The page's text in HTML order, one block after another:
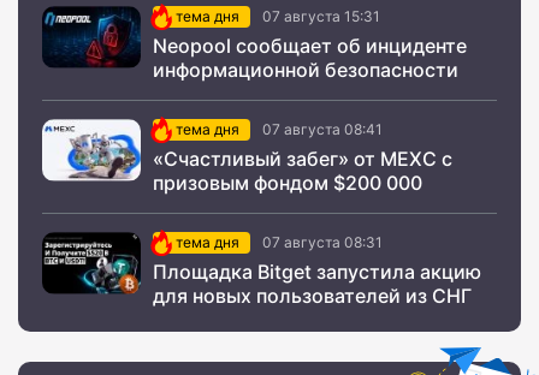
тема дня 07 августа 15:31
Neopool сообщает об инциденте
информационной безопасности
тема дня 07 августа 08:41
«Счастливый забег» от MEXC с
призовым фондом $200 000
тема дня 07 августа 08:31
Площадка Bitget запустила акцию
для новых пользователей из СНГ